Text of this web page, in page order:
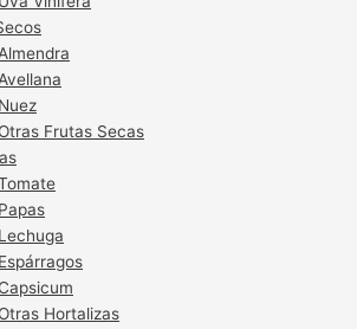
Almendra
Avellana
Nuez
Otras Frutas Secas
Papas
Lechuga
Espárragos
Capsicum
Otras Hortalizas